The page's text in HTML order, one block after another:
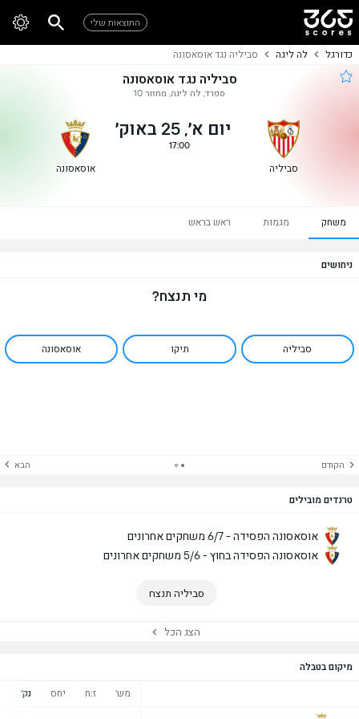
התוצאות שלי
כדורגל לה ליגה סביליה נגד אוסאסונה
סביליה נגד אוסאסונה
ספרד, לה ליגה, מחזור 10
סביליה
יום א׳, 25 באוק׳
17:00
אוסאסונה
משחק מגמות ראש בראש
ניחושים
מי תנצח?
סביליה תיקו אוסאסונה
הקודם הבא
טרנדים מובילים
אוסאסונה הפסידה - 6/7 משחקים אחרונים
אוסאסונה הפסידה בחוץ - 5/6 משחקים אחרונים
סביליה תנצח
הצג הכל
מיקום בטבלה
מש' ז:ח יחס נק'